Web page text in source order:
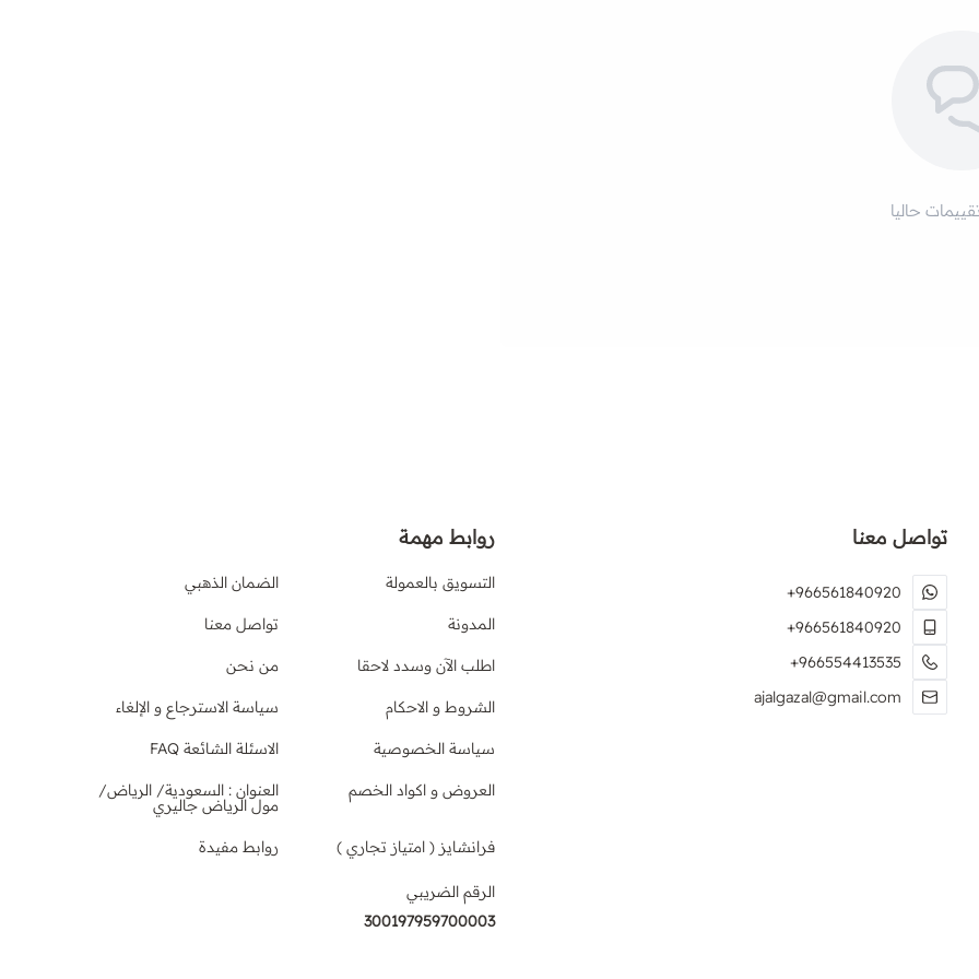
حاليا
تواصل معنا
+966561840920
+966561840920
+966554413535
ajalgazal@gmail.com
روابط مهمة
التسويق بالعمولة الضمان الذهبي
المدونة تواصل معنا
اطلب الآن وسدد لاحقا من نحن
الشروط و الاحكام سياسة الاسترجاع و الإلغاء
سياسة الخصوصية الاسئلة الشائعة FAQ
العروض و اكواد الخصم العنوان : السعودية/ الرياض/
مول الرياض جاليري
فرانشايز ( امتياز تجاري ) روابط مفيدة
الرقم الضريبي
300197959700003